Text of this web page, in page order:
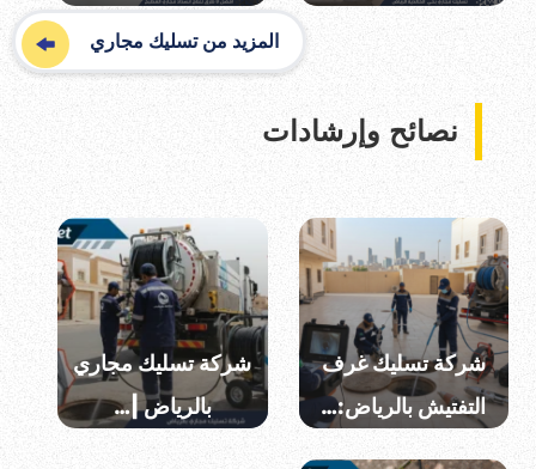
المزيد من تسليك مجاري
نصائح وإرشادات
شركة تسليك غرف
التفتيش بالرياض:…
شركة تسليك مجاري
بالرياض |…